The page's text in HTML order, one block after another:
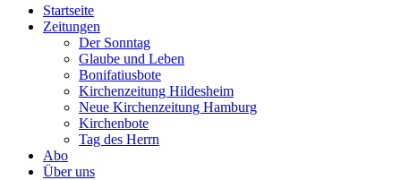
Startseite
Zeitungen
Der Sonntag
Glaube und Leben
Bonifatiusbote
Kirchenzeitung Hildesheim
Neue Kirchenzeitung Hamburg
Kirchenbote
Tag des Herrn
Abo
Über uns